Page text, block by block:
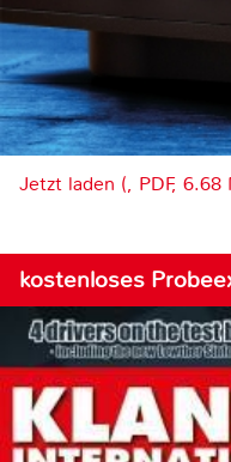
Jetzt laden (, PDF, 6.68
kostenloses